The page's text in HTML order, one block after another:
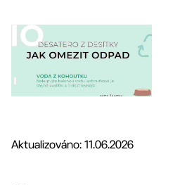
Aktualizováno: 11.06.2026